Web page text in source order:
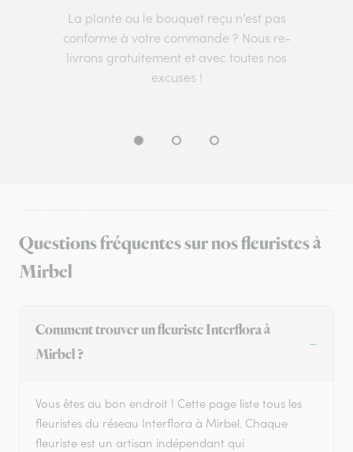
La plante ou le bouquet reçu n’est pas
conforme à votre commande ? Nous re-
livrons gratuitement et avec toutes nos
excuses !
Questions fréquentes sur nos fleuristes à
Mirbel
Comment trouver un fleuriste Interflora à
Mirbel ?
Vous êtes au bon endroit ! Cette page liste tous les
fleuristes du réseau Interflora à Mirbel. Chaque
fleuriste est un artisan indépendant qui